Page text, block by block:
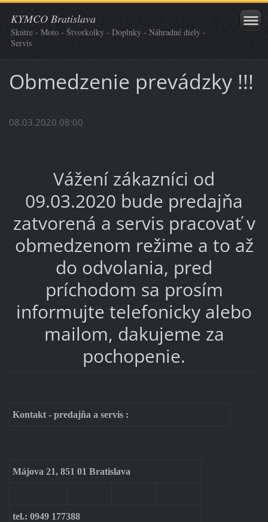
KYMCO Bratislava
Skútre - Moto - Štvorkolky - Doplnky - Náhradné diely -
Servis
Obmedzenie prevádzky !!!
08.03.2020 08:00
Vážení zákazníci od
09.03.2020 bude predajňa
zatvorená a servis pracovať v
obmedzenom režime a to až
do odvolania, pred
príchodom sa prosím
informujte telefonicky alebo
mailom, dakujeme za
pochopenie.
Kontakt - predajňa a servis :
Májova 21, 851 01 Bratislava
tel.: 0949 177388